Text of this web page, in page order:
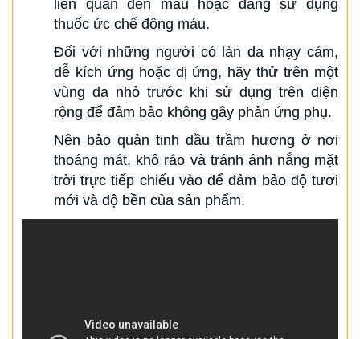
liên quan đến máu hoặc đang sử dụng
thuốc ức chế đông máu.
Đối với những người có làn da nhạy cảm,
dễ kích ứng hoặc dị ứng, hãy thử trên một
vùng da nhỏ trước khi sử dụng trên diện
rộng để đảm bảo không gây phản ứng phụ.
Nên bảo quản tinh dầu trầm hương ở nơi
thoáng mát, khô ráo và tránh ánh nắng mặt
trời trực tiếp chiếu vào để đảm bảo độ tươi
mới và độ bền của sản phẩm.